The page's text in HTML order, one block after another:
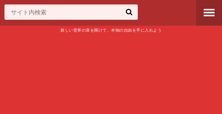
新しい世界の扉を開けて、本物の自由を手に入れよう